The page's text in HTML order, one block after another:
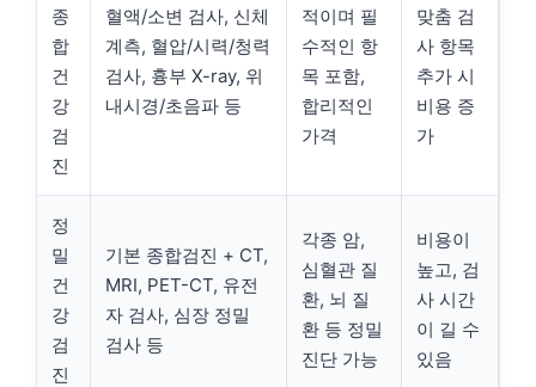
종
합
건
강
검
진
혈액/소변 검사, 신체
계측, 혈압/시력/청력
검사, 흉부 X-ray, 위
내시경/초음파 등
적이며 필
수적인 항
목 포함,
합리적인
가격
맞춤 검
사 항목
추가 시
비용 증
가
정
밀
건
강
검
진
기본 종합검진 + CT,
MRI, PET-CT, 유전
자 검사, 심장 정밀
검사 등
각종 암,
심혈관 질
환, 뇌 질
환 등 정밀
진단 가능
비용이
높고, 검
사 시간
이 길 수
있음